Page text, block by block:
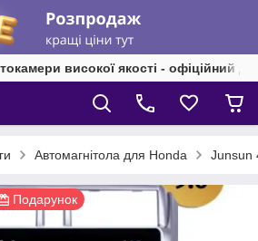
високої якості - офіційний
Автомагнітола для Honda Junsun
Подарунок